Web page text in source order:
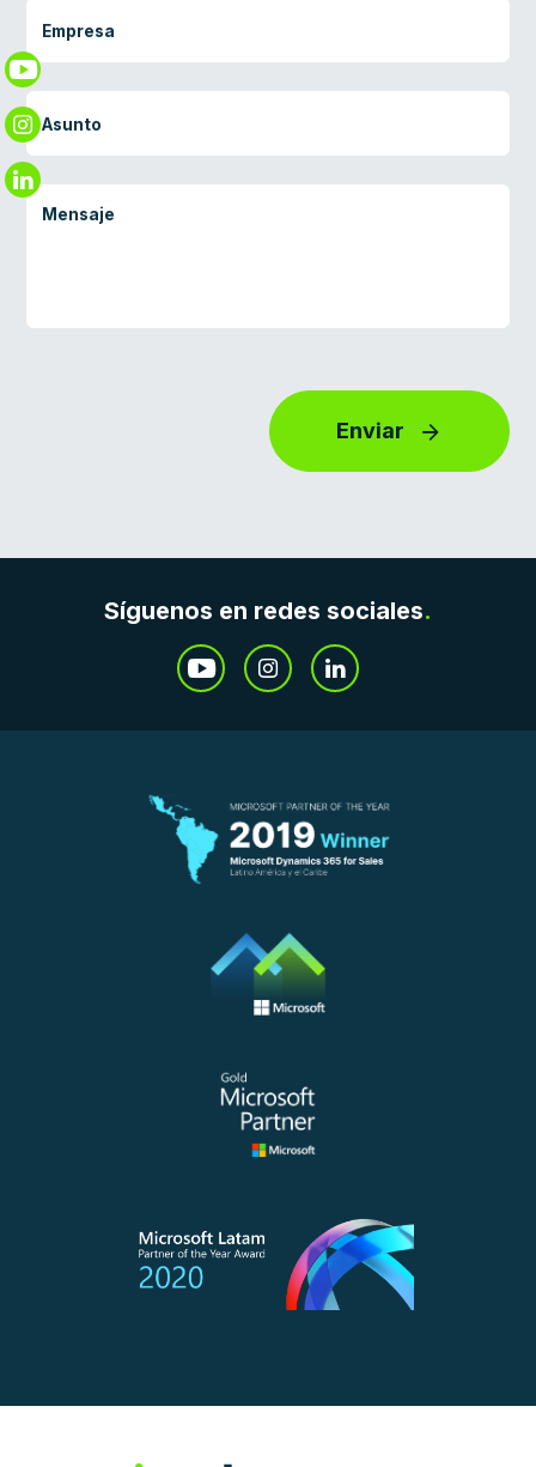
Enviar
Síguenos en redes sociales.